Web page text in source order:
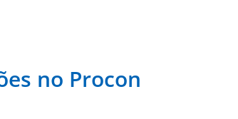
no Procon